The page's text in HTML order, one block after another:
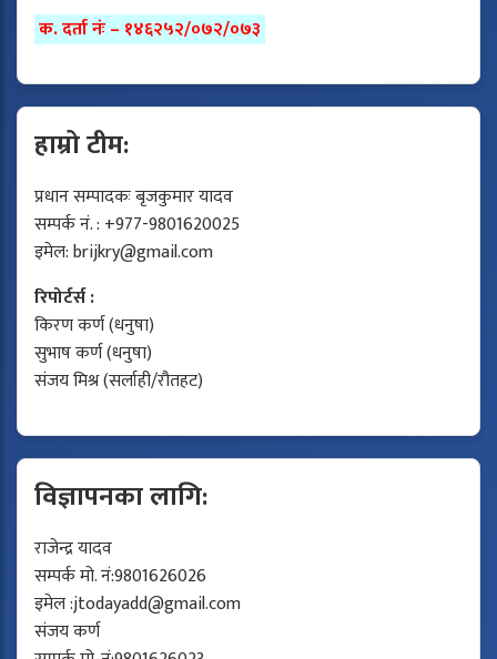
क. दर्ता नंः – १४६२५२/०७२/०७३
हाम्रो टीम:
प्रधान सम्पादकः बृजकुमार यादव
सम्पर्क नं. : +977-9801620025
इमेल:brijkry@gmail.com
रिपोर्टर्स :
किरण कर्ण (धनुषा)
सुभाष कर्ण (धनुषा)
संजय मिश्र (सर्लाही/रौतहट)
विज्ञापनका लागि:
राजेन्द्र यादव
सम्पर्क मो. नं:9801626026
इमेल :jtodayadd@gmail.com
संजय कर्ण